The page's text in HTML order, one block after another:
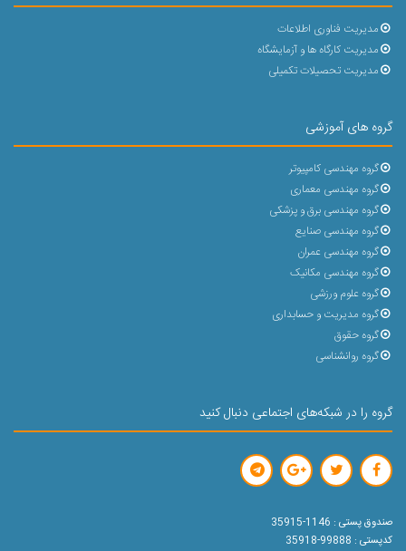
مدیریت فناوری اطلاعات
مدیریت کارگاه ها و آزمایشگاه
مدیریت تحصیلات تکمیلی
گروه های آموزشی
گروه مهندسی کامپیوتر
گروه مهندسی معماری
گروه مهندسی برق و پزشکی
گروه مهندسی صنایع
گروه مهندسی عمران
گروه مهندسی مکانیک
گروه علوم ورزشی
گروه مدیریت و حسابداری
گروه حقوق
گروه روانشناسی
گروه را در شبکه‌های اجتماعی دنبال کنید
صندوق پستی : 1146-35915
کدپستی : 99888-35918